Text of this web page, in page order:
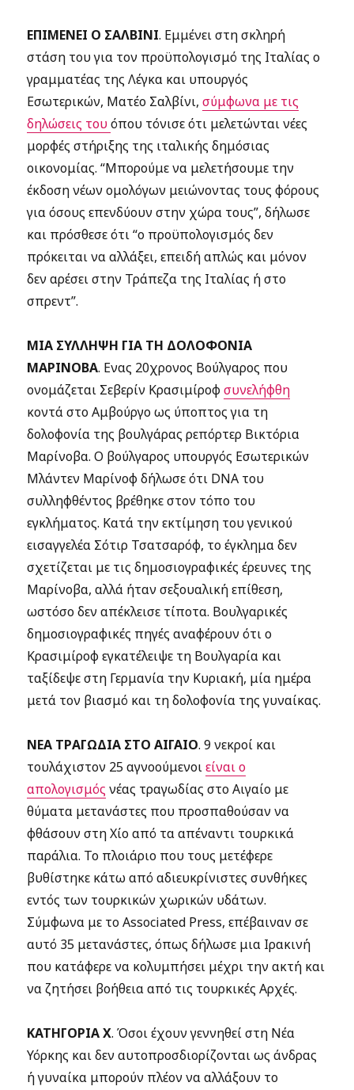
ΕΠΙΜΕΝΕΙ Ο ΣΑΛΒΙΝΙ. Εμμένει στη σκληρή
στάση του για τον προϋπολογισμό της Ιταλίας ο
γραμματέας της Λέγκα και υπουργός
Εσωτερικών, Ματέο Σαλβίνι,σύμφωνα με τις
δηλώσεις τουόπου τόνισε ότι μελετώνται νέες
μορφές στήριξης της ιταλικής δημόσιας
οικονομίας. “Μπορούμε να μελετήσουμε την
έκδοση νέων ομολόγων μειώνοντας τους φόρους
για όσους επενδύουν στην χώρα τους”, δήλωσε
και πρόσθεσε ότι “ο προϋπολογισμός δεν
πρόκειται να αλλάξει, επειδή απλώς και μόνον
δεν αρέσει στην Τράπεζα της Ιταλίας ή στο
σπρεντ”.
ΜΙΑ ΣΥΛΛΗΨΗ ΓΙΑ ΤΗ ΔΟΛΟΦΟΝΙΑ
ΜΑΡΙΝΟΒΑ. Ενας 20χρονος Βούλγαρος που
ονομάζεται Σεβερίν Κρασιμίροφσυνελήφθη
κοντά στο Αμβούργο ως ύποπτος για τη
δολοφονία της βουλγάρας ρεπόρτερ Βικτόρια
Μαρίνοβα. Ο βούλγαρος υπουργός Εσωτερικών
Μλάντεν Μαρίνοφ δήλωσε ότι DNA του
συλληφθέντος βρέθηκε στον τόπο του
εγκλήματος. Κατά την εκτίμηση του γενικού
εισαγγελέα Σότιρ Τσατσαρόφ, το έγκλημα δεν
σχετίζεται με τις δημοσιογραφικές έρευνες της
Μαρίνοβα, αλλά ήταν σεξουαλική επίθεση,
ωστόσο δεν απέκλεισε τίποτα. Βουλγαρικές
δημοσιογραφικές πηγές αναφέρουν ότι ο
Κρασιμίροφ εγκατέλειψε τη Βουλγαρία και
ταξίδεψε στη Γερμανία την Κυριακή, μία ημέρα
μετά τον βιασμό και τη δολοφονία της γυναίκας.
ΝΕΑ ΤΡΑΓΩΔΙΑ ΣΤΟ ΑΙΓΑΙΟ. 9 νεκροί και
τουλάχιστον 25 αγνοούμενοιείναι ο
απολογισμός νέας τραγωδίας στο Αιγαίο με
θύματα μετανάστες που προσπαθούσαν να
φθάσουν στη Χίο από τα απέναντι τουρκικά
παράλια. Το πλοιάριο που τους μετέφερε
βυθίστηκε κάτω από αδιευκρίνιστες συνθήκες
εντός των τουρκικών χωρικών υδάτων.
Σύμφωνα με το Associated Press, επέβαιναν σε
αυτό 35 μετανάστες, όπως δήλωσε μια Ιρακινή
που κατάφερε να κολυμπήσει μέχρι την ακτή και
να ζητήσει βοήθεια από τις τουρκικές Αρχές.
ΚΑΤΗΓΟΡΙΑ Χ. Όσοι έχουν γεννηθεί στη Νέα
Υόρκης και δεν αυτοπροσδιορίζονται ως άνδρας
ή γυναίκα μπορούν πλέον να αλλάξουν το